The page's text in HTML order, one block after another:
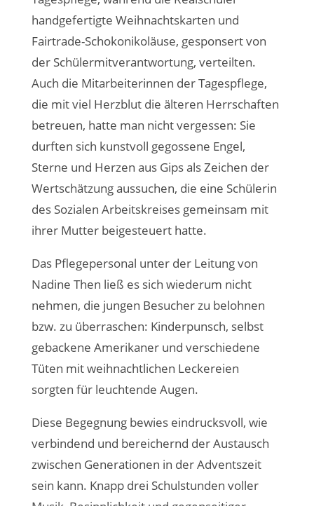
handgefertigte Weihnachtskarten und
Fairtrade-Schokonikoläuse, gesponsert von
der Schülermitverantwortung, verteilten.
Auch die Mitarbeiterinnen der Tagespflege,
die mit viel Herzblut die älteren Herrschaften
betreuen, hatte man nicht vergessen: Sie
durften sich kunstvoll gegossene Engel,
Sterne und Herzen aus Gips als Zeichen der
Wertschätzung aussuchen, die eine Schülerin
des Sozialen Arbeitskreises gemeinsam mit
ihrer Mutter beigesteuert hatte.
Das Pflegepersonal unter der Leitung von
Nadine Then ließ es sich wiederum nicht
nehmen, die jungen Besucher zu belohnen
bzw. zu überraschen: Kinderpunsch, selbst
gebackene Amerikaner und verschiedene
Tüten mit weihnachtlichen Leckereien
sorgten für leuchtende Augen.
Diese Begegnung bewies eindrucksvoll, wie
verbindend und bereichernd der Austausch
zwischen Generationen in der Adventszeit
sein kann. Knapp drei Schulstunden voller